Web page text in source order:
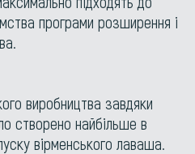
програми розширення і
виробництва завдяки
створено найбільше в
вірменського лаваша.